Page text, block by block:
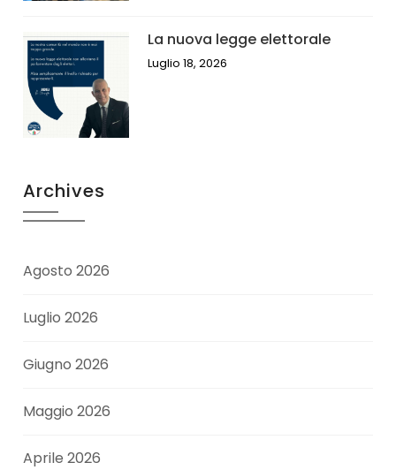
La nuova legge elettorale
Luglio 18, 2026
Archives
Agosto 2026
Luglio 2026
Giugno 2026
Maggio 2026
Aprile 2026